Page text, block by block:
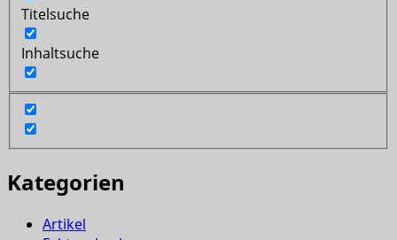
Titelsuche
Inhaltsuche
Kategorien
Artikel